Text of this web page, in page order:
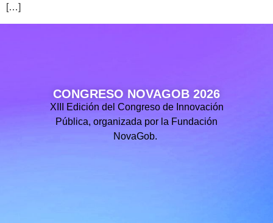
[…]
CONGRESO NOVAGOB 2026
XIII Edición del Congreso de Innovación
Pública, organizada por la Fundación
NovaGob.